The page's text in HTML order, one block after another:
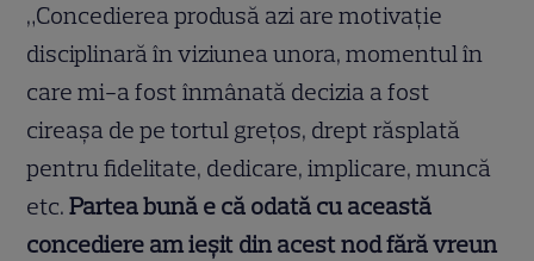
„Concedierea produsă azi are motivație
disciplinară în viziunea unora, momentul în
care mi-a fost înmânată decizia a fost
cireașa de pe tortul grețos, drept răsplată
pentru fidelitate, dedicare, implicare, muncă
etc.Partea bună e că odată cu această
concediere am ieșit din acest nod fără vreun